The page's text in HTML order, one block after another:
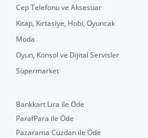
Cep Telefonu ve Aksesuar
Kitap, Kırtasiye, Hobi, Oyuncak
Moda
Oyun, Konsol ve Dijital Servisler
Süpermarket
Bankkart Lira ile Öde
ParafPara ile Öde
Pazarama Cüzdan ile Öde